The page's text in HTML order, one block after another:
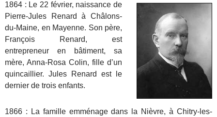
1864 : Le 22 février, naissance de
Pierre-Jules Renard à Châlons-
du-Maine, en Mayenne. Son père,
François Renard, est
entrepreneur en bâtiment, sa
mère, Anna-Rosa Colin, fille d’un
quincaillier. Jules Renard est le
dernier de trois enfants.
1866 : La famille emménage dans la Nièvre, à Chitry-les-